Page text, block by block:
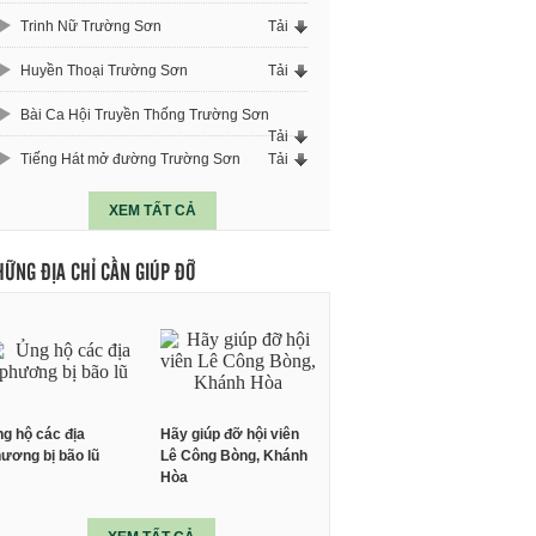
Trinh Nữ Trường Sơn Tải
Huyền Thoại Trường Sơn Tải
Bài Ca Hội Truyền Thống Trường Sơn
Tải
Tiếng Hát mở đường Trường Sơn
Tải
XEM TẤT CẢ
ĐỊA CHỈ CẦN GIÚP ĐỠ
hộ các địa
bị bão lũ
Hãy giúp đỡ hội viên
Lê Công Bòng, Khánh
Hòa